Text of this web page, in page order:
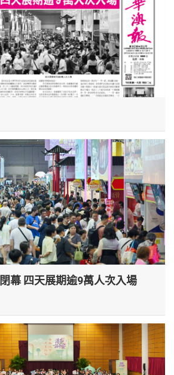
幕 四天展期逾9萬人次入場